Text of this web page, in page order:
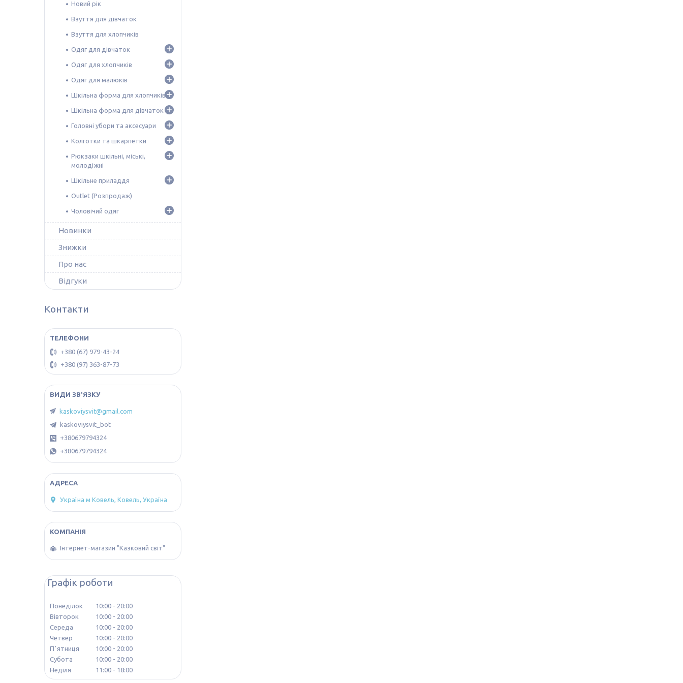
Новий рік
Взуття для дівчаток
Взуття для хлопчиків
Одяг для дівчаток
Одяг для хлопчиків
Одяг для малюків
Шкільна форма для хлопчиків
Шкільна форма для дівчаток
Головні убори та аксесуари
Колготки та шкарпетки
Рюкзаки шкільні, міські,
молодіжні
Шкільне приладдя
Outlet (Розпродаж)
Чоловічий одяг
Новинки
Знижки
Про нас
Відгуки
Контакти
+380 (67) 979-43-24
+380 (97) 363-87-73
kaskoviysvit@gmail.com
kaskoviysvit_bot
+380679794324
+380679794324
Україна м Ковель, Ковель, Україна
Інтернет-магазин "Казковий світ"
Графік роботи
Понеділок 10:00
20:00
Вівторок
10:00
20:00
Середа
10:00
20:00
Четвер
10:00
20:00
Пʼятниця
10:00
20:00
Субота
10:00
20:00
Неділя
11:00 18:00